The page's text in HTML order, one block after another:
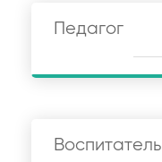
Педагог
Воспитатель